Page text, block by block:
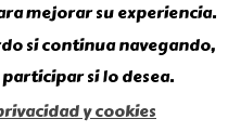
Webmejorar su experiencia.
si continua navegando,
si lo desea.
y cookies